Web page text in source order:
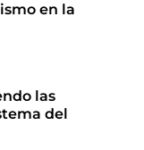
en la
las
del